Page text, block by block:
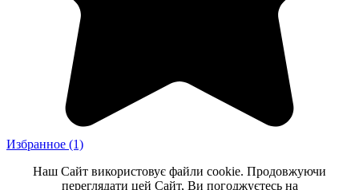
Избранное (1)
Наш Сайт використовує файли cookie. Продовжуючи
переглядати цей Сайт, Ви погоджуєтесь на